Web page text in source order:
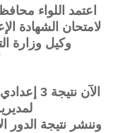
اعتمد اللواء
وكيل وزارة
الآن
وننشر نتيجة الدور